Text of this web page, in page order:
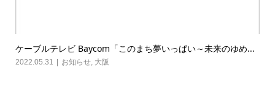
ケーブルテレビ Baycom「このまち夢いっぱい～未来のゆめ...
2022.05.31 お知らせ, 大阪